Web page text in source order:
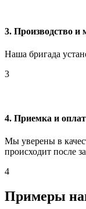
3. Производство и
Наша бригада
3
4. Приемка и
Мы уверены в
происходит после
4
Примеры